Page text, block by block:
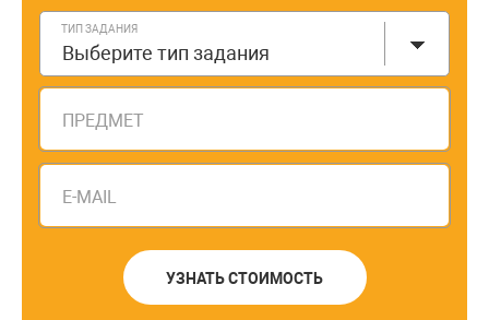
ТИП ЗАДАНИЯ
Выберите тип задания
ПРЕДМЕТ
E-MAIL
УЗНАТЬ СТОИМОСТЬ